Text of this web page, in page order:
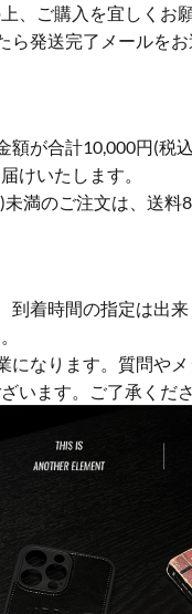
、ご購入を宜しくお
ら発送完了メールをお
額が合計10,000円(税
けいたします。
満のご注文は、送料
到着時間の指定は出来
になります。質問や
います。ご了承くださ